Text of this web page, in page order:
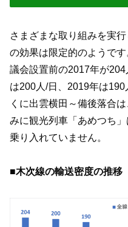
さまざまな取り組みを実
の効果は限定的のようで
議会設置前の2017年が
は200人/日、2019年は
くに出雲横田～備後落合
みに観光列車「あめつち
乗り入れていません。
■木次線の輸送密度の推移